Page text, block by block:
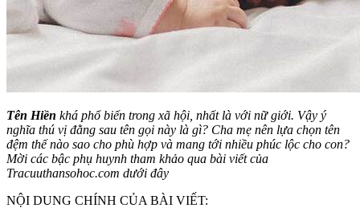
Tên Hiền khá phổ biến trong xã hội, nhất là với nữ giới. Vậy ý
nghĩa thú vị đằng sau tên gọi này là gì? Cha mẹ nên lựa chọn tên
đệm thế nào sao cho phù hợp và mang tới nhiều phúc lộc cho con?
Mời các bậc phụ huynh tham khảo qua bài viết của
Tracuuthansohoc.com dưới đây
NỘI DUNG CHÍNH CỦA BÀI VIẾT: